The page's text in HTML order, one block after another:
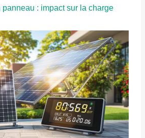
panneau : impact sur la charge